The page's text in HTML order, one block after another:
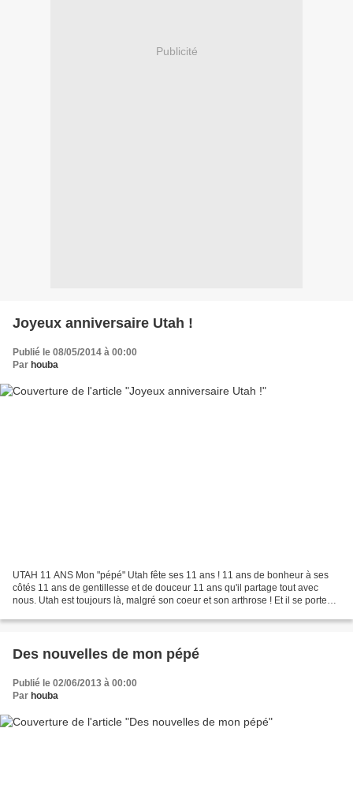
Publicité
Joyeux anniversaire Utah !
Publié le 08/05/2014 à 00:00
Par houba
UTAH 11 ANS Mon "pépé" Utah fête ses 11 ans ! 11 ans de bonheur à ses
côtés 11 ans de gentillesse et de douceur 11 ans qu'il partage tout avec
nous. Utah est toujours là, malgré son coeur et son arthrose ! Et il se porte
Des nouvelles de mon pépé
Publié le 02/06/2013 à 00:00
Par houba